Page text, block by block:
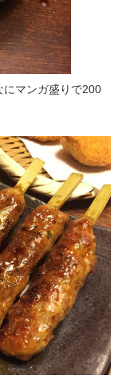
にマンガ盛りで200